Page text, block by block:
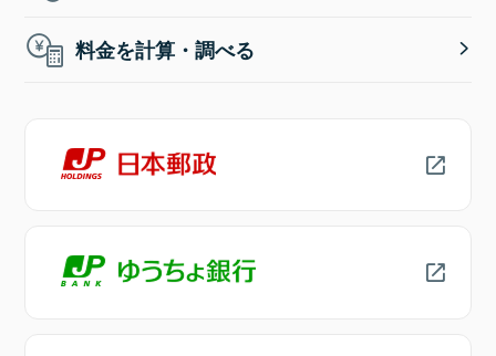
料金を計算・調べる